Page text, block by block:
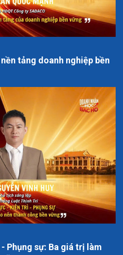
tảng doanh nghiệp bền
Phụng sự: Ba giá trị làm